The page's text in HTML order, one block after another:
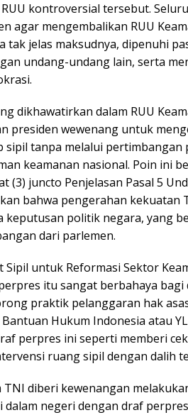
kontroversial tersebut.
agar mengembalikan RUU
tak jelas maksudnya, dipenuhi
undang-undang lain, serta
dikhawatirkan dalam RUU
presiden wewenang untuk
sipil tanpa melalui pertimbangan
keamanan nasional. Poin ini
(3) juncto Penjelasan Pasal 5
bahwa pengerahan kekuatan
keputusan politik negara, yang
dari parlemen.
Sipil untuk Reformasi Sektor
itu sangat berbahaya bagi
praktik pelanggaran hak
Hukum Indonesia atau
perpres ini seperti memberi
ruang sipil dengan dalih
diberi kewenangan
dalam negeri dengan draf